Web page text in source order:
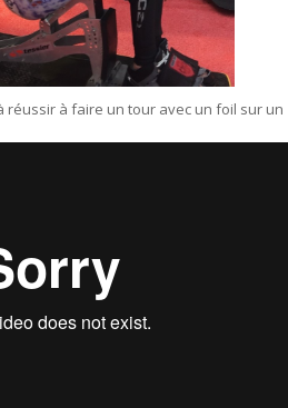
réussir à faire un tour avec un foil sur un